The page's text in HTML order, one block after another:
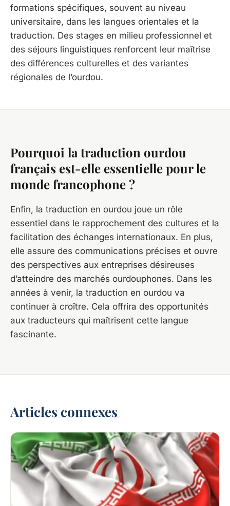
formations spécifiques, souvent au niveau
universitaire, dans les langues orientales et la
traduction. Des stages en milieu professionnel et
des séjours linguistiques renforcent leur maîtrise
des différences culturelles et des variantes
régionales de l’ourdou.
Pourquoi la traduction ourdou
français est-elle essentielle pour le
monde francophone ?
Enfin, la traduction en ourdou joue un rôle
essentiel dans le rapprochement des cultures et la
facilitation des échanges internationaux. En plus,
elle assure des communications précises et ouvre
des perspectives aux entreprises désireuses
d’atteindre des marchés ourdouphones. Dans les
années à venir, la traduction en ourdou va
continuer à croître. Cela offrira des opportunités
aux traducteurs qui maîtrisent cette langue
fascinante.
Articles connexes